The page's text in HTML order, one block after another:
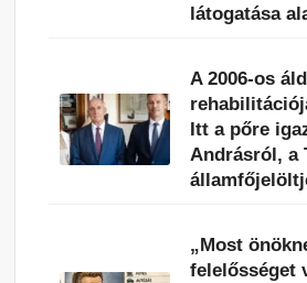
látogatása
A 2006-os
Itt a pőre
Andrásról, a
„Most
felelősséget